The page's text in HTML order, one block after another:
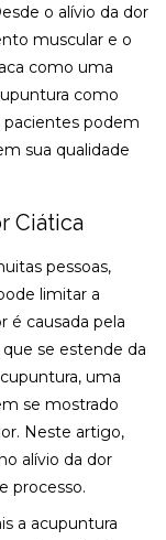
o alívio da dor
muscular e o
como uma
como
pacientes podem
sua qualidade
Ciática
pessoas,
limitar a
é causada pela
se estende da
uma
se mostrado
Neste artigo,
alívio da dor
processo.
a acupuntura
DE
VIDA